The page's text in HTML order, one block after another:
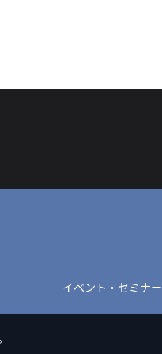
イベント・セミナー